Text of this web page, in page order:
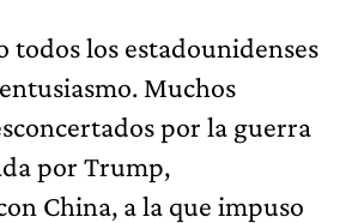
todos los estadounidenses
Muchos
por la guerra
por Trump,
China, a la que impuso